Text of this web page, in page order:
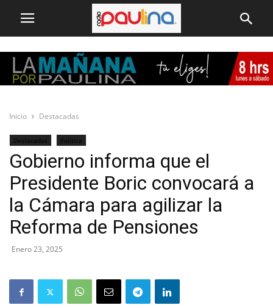
Inicio Destacadas
Destacadas Política
Gobierno informa que el
Presidente Boric convocará a
la Cámara para agilizar la
Reforma de Pensiones
Enero 23, 2025